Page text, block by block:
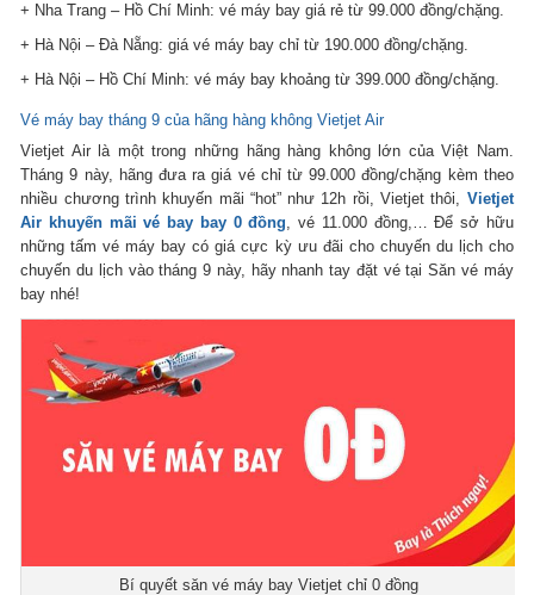
+ Nha Trang – Hồ Chí Minh: vé máy bay giá rẻ từ 99.000 đồng/chặng.
+ Hà Nội – Đà Nẵng: giá vé máy bay chỉ từ 190.000 đồng/chặng.
+ Hà Nội – Hồ Chí Minh: vé máy bay khoảng từ 399.000 đồng/chặng.
Vé máy bay tháng 9 của hãng hàng không Vietjet Air
Vietjet Air là một trong những hãng hàng không lớn của Việt Nam.
Tháng 9 này, hãng đưa ra giá vé chỉ từ 99.000 đồng/chặng kèm theo
nhiều chương trình khuyến mãi “hot” như 12h rồi, Vietjet thôi, Vietjet
Air khuyến mãi vé bay bay 0 đồng, vé 11.000 đồng,… Để sở hữu
những tấm vé máy bay có giá cực kỳ ưu đãi cho chuyến du lịch cho
chuyến du lịch vào tháng 9 này, hãy nhanh tay đặt vé tại Săn vé máy
bay nhé!
Bí quyết săn vé máy bay Vietjet chỉ 0 đồng